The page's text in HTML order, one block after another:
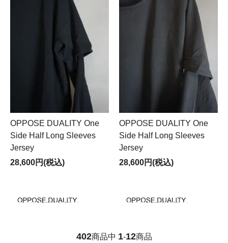
OPPOSE DUALITY One
Side Half Long Sleeves
Jersey
28,600円(税込)
OPPOSE DUALITY One
Side Half Long Sleeves
Jersey
28,600円(税込)
402商品中 1-12商品